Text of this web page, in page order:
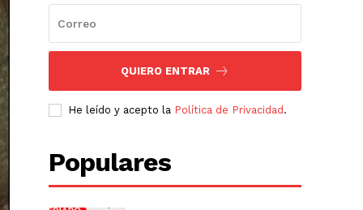
QUIERO ENTRAR
He leído y acepto la Política de Privacidad .
Populares